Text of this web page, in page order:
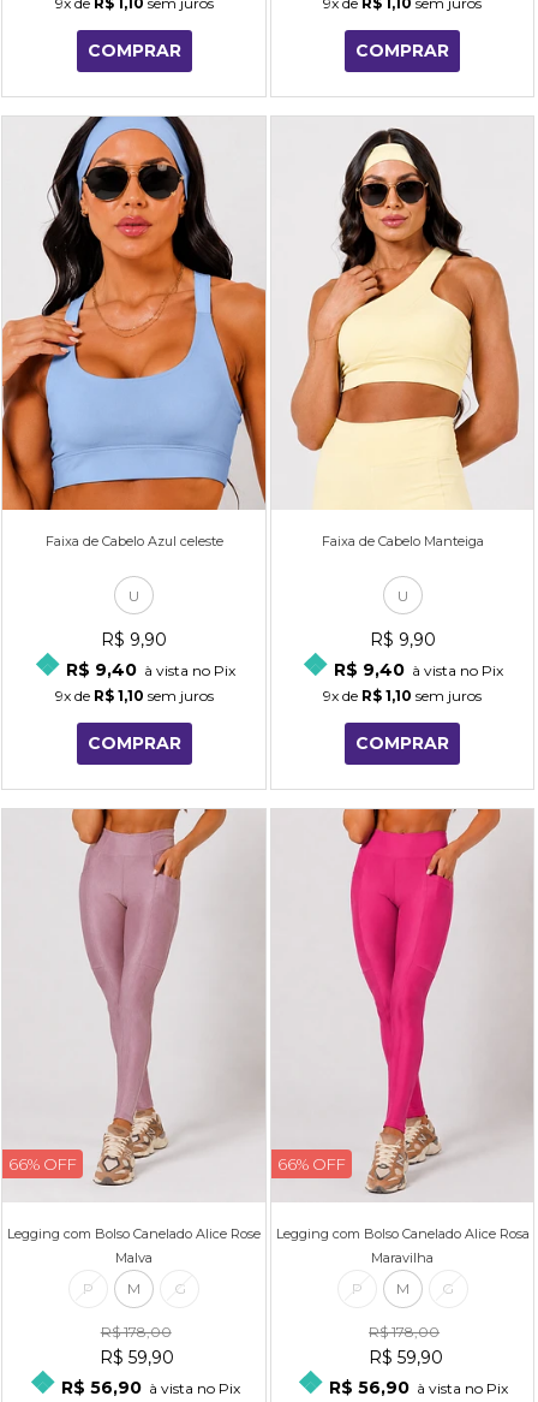
COMPRAR COMPRAR
Faixa de Cabelo Azul celeste
U
R$ 9,90
R$ 9,40 à vista no Pix
9xde R$ 1,10 sem juros
COMPRAR
Faixa de Cabelo Manteiga
U
R$ 9,90
R$ 9,40 à vista no Pix
9x de R$ 1,10 sem juros
COMPRAR
66% OFF
Legging com Bolso Canelado Alice Rose
Malva
P M G
R$ 178,00
R$ 59,90
R$ 56,90 à vista no Pix
66% OFF
Legging com Bolso Canelado Alice Rosa
Maravilha
P M G
R$ 178,00
R$ 59,90
R$ 56,90 à vista no Pix